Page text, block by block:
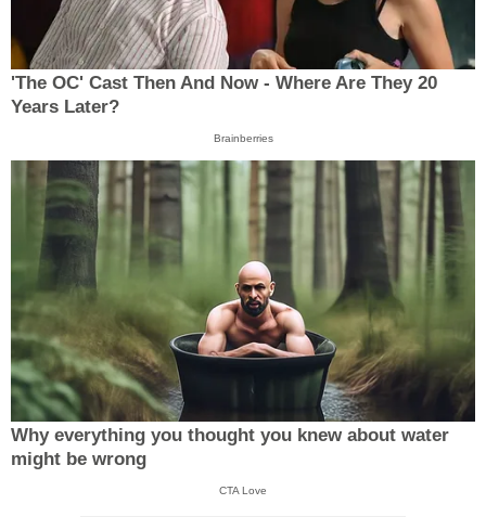
'The OC' Cast Then And Now - Where Are They 20
Years Later?
Brainberries
Why everything you thought you knew about water
might be wrong
CTA Love